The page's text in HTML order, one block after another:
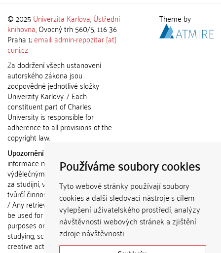
Používáme soubory cookies
Tyto webové stránky používají soubory
cookies a další sledovací nástroje s cílem
vylepšení uživatelského prostředí, analýzy
návštěvnosti webových stránek a zjištění
zdroje návštěvnosti.
© 2025 Univerzita Karlova,Ústřední
knihovna, Ovocný trh 560/5, 116 36
Praha 1;email: admin-repozitar [at]
cuni.cz
Za dodržení všech ustanovení
autorského zákona jsou
zodpovědné jednotlivé složky
Univerzity Karlovy. / Each
constituent part of Charles
University is responsible for
adherence to all provisions of the
copyright law.
Upozornění / Notice:
informace nemohou být použity k
výdělečným účelům nebo vydávány
za studijní, vědeckou nebo jinou
tvůrčí činnost jiné osoby než autora.
/ Any retrieved information shall not
be used for any commercial
purposes or claimed as results of
studying, scientific or any other
creative activities of any person
Theme by